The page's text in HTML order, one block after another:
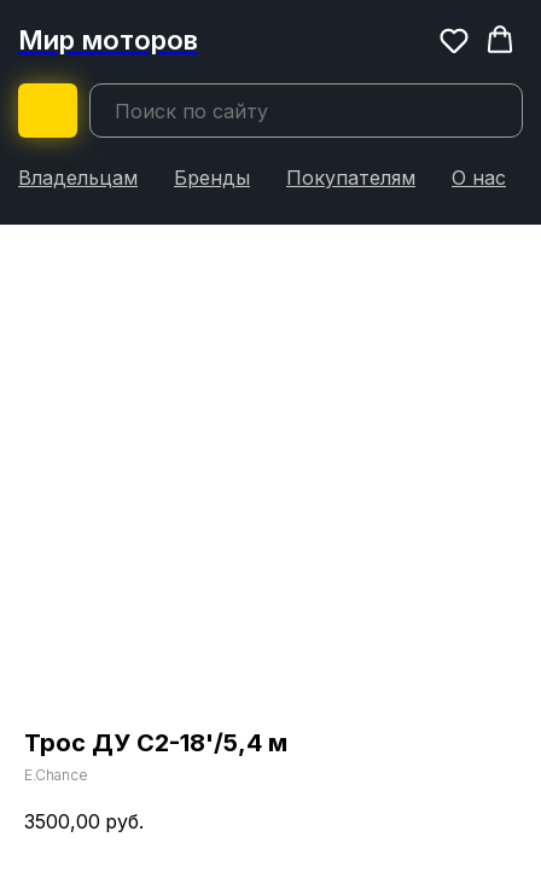
Мир моторов
Владельцам Бренды Покупателям О нас
Трос ДУ С2-18'/5,4 м
E.Chance
3500,00 руб.